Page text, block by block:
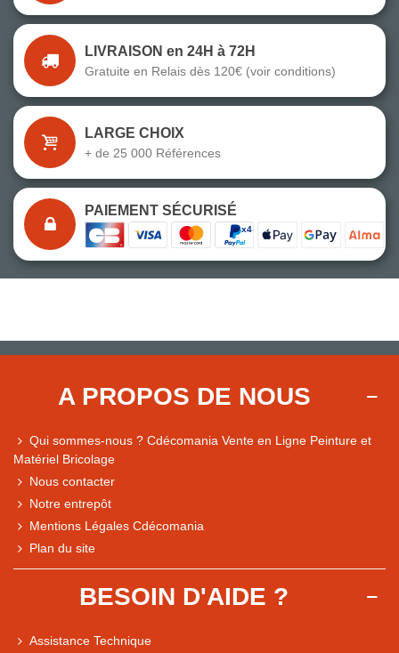
LIVRAISON en 24H à 72H
Gratuite en Relais dès 120€ (voir conditions)
LARGE CHOIX
+ de 25 000 Références
PAIEMENT SÉCURISÉ
A PROPOS DE NOUS
Qui sommes-nous ? Cdécomania Vente en Ligne Peinture et
Matériel Bricolage
Nous contacter
Notre entrepôt
Mentions Légales Cdécomania
Plan du site
BESOIN D'AIDE ?
Assistance Technique